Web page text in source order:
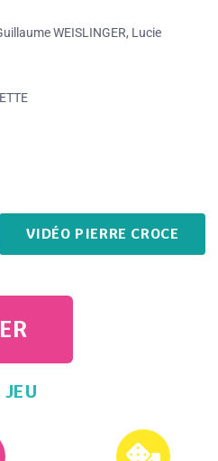
WEISLINGER, Lucie
VIDÉO PIERRE CROCE